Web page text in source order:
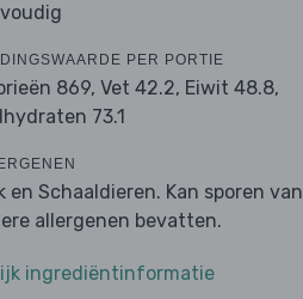
PER PORTIE
869, Vet 42.2, Eiwit 48.8,
73.1
en Schaaldieren. Kan sporen van
allergenen bevatten.
ingrediëntinformatie